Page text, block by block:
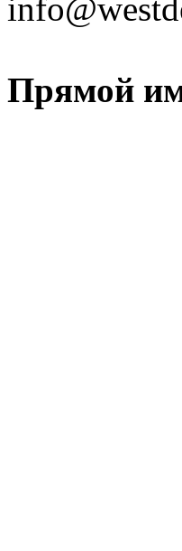
Прямой